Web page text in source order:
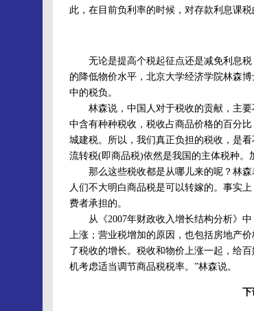
此，在目前负利率的时候，对存款利息课税
无论是提高个税起征点还是减免利息税
的降低物价水平，北京大学经济学院林森
中的税负。
林森说，中国人对于税收的贡献，主要
中含有种种税收，税收占商品价格的百分
城建税。所以，我们真正负担的税收，是
流转税(即商品税)依然是我国的主体税种。
那么这些税收都是从哪儿来的呢？林森
人们不大明白商品税是可以转嫁的。事实
费者承担的。
从《2007年财政收入增长结构分析》中
上涨；营业税增加的原因，也包括房地产
了税收的增长。税收和物价上涨一起，给
机考虑适当调节商品税税率。”林森说。
下